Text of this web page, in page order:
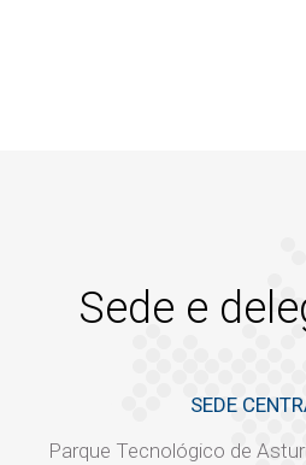
Sede e
SEDE
Parque Tecnológico de